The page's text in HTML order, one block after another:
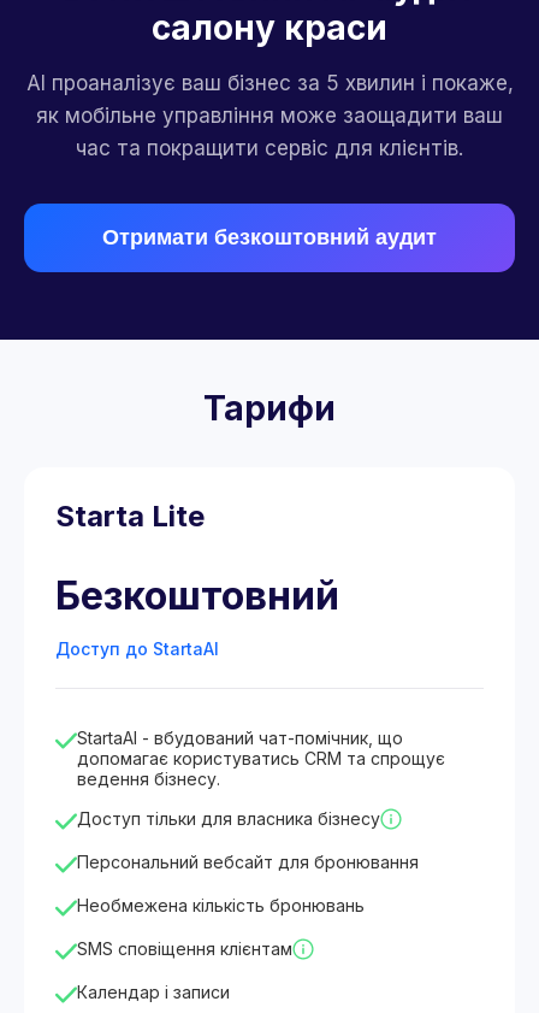
салону краси
AI проаналізує ваш бізнес за 5 хвилин і покаже,
як мобільне управління може заощадити ваш
час та покращити сервіс для клієнтів.
Отримати безкоштовний аудит
Тарифи
Starta Lite
Безкоштовний
Доступ до StartaAI
StartaAI - вбудований чат-помічник, що
допомагає користуватись CRM та спрощує
ведення бізнесу.
Доступ тільки для власника бізнесу
Персональний вебсайт для бронювання
Необмежена кількість бронювань
SMS сповіщення клієнтам
Календар і записи